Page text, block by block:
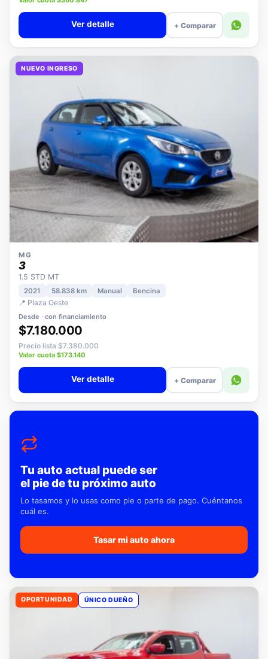
Valor cuota $360.847
+ Comparar
MG
3
1.5 STD MT
2021 58.838 km
📍 Plaza Oeste
Desde · con financiamiento
$7.180.000
Precio lista $7.380.000
Valor cuota $173.140
+ Comparar
Tu auto actual puede ser
el pie de tu próximo auto
Lo tasamos y lo usas como pie o parte de pago. Cuéntanos
OPORTUNIDAD